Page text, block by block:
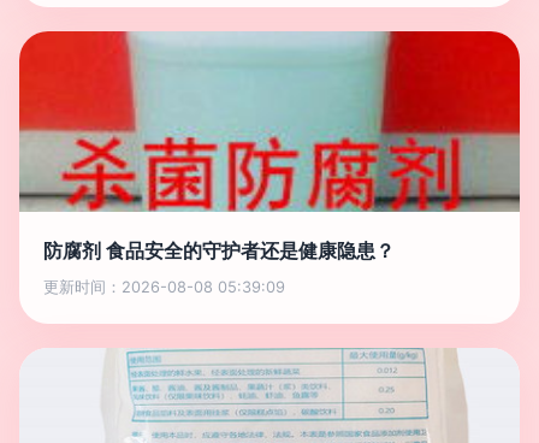
防腐剂 食品安全的守护者还是健康隐患？
更新时间：2026-08-08 05:39:09